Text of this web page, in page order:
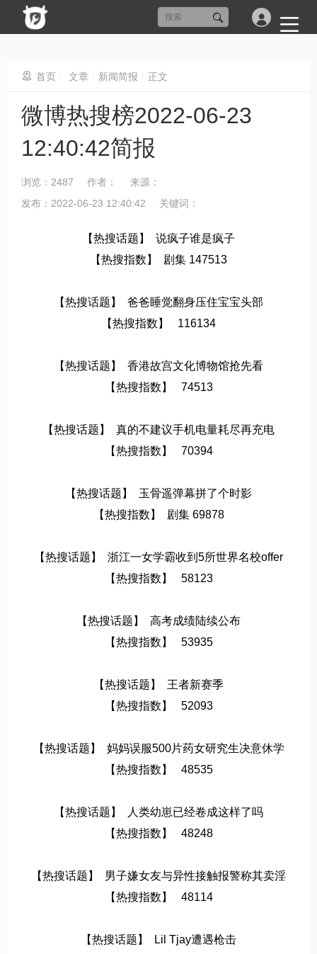
首页 文章 新闻简报 正文
微博热搜榜2022-06-23
12:40:42简报
浏览：2487 作者：
来源：
发布：2022-06-23 12:40:42
关键词：
【热搜话题】  说疯子谁是疯子
【热搜指数】  剧集 147513
【热搜话题】  爸爸睡觉翻身压住宝宝头部
【热搜指数】   116134
【热搜话题】  香港故宫文化博物馆抢先看
【热搜指数】   74513
【热搜话题】  真的不建议手机电量耗尽再充电
【热搜指数】   70394
【热搜话题】  玉骨遥弹幕拼了个时影
【热搜指数】  剧集 69878
【热搜话题】  浙江一女学霸收到5所世界名校offer
【热搜指数】   58123
【热搜话题】  高考成绩陆续公布
【热搜指数】   53935
【热搜话题】  王者新赛季
【热搜指数】   52093
【热搜话题】  妈妈误服500片药女研究生决意休学
【热搜指数】   48535
【热搜话题】  人类幼崽已经卷成这样了吗
【热搜指数】   48248
【热搜话题】  男子嫌女友与异性接触报警称其卖淫
【热搜指数】   48114
【热搜话题】  Lil Tjay遭遇枪击